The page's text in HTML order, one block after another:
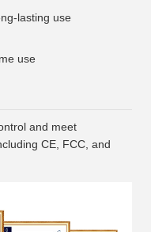
lasting use
use
and meet
CE, FCC, and